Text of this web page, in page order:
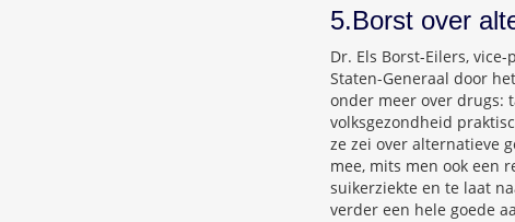
5.Borst over
Dr. Els Borst-Eilers,
Staten-Generaal door
onder meer over drugs:
volksgezondheid
ze zei over alternatieve
mee, mits men ook een
suikerziekte en te laat
verder een hele goede